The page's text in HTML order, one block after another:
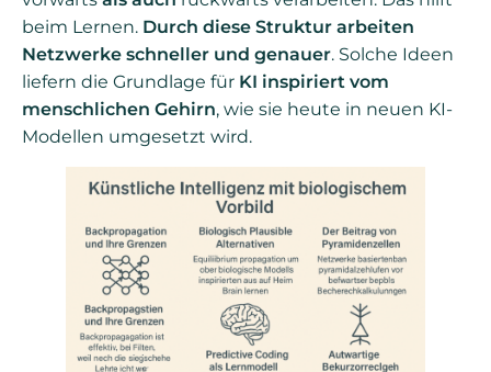
beim Lernen. Durch diese Struktur arbeiten
Netzwerke schneller und genauer. Solche Ideen
liefern die Grundlage für KI inspiriert vom
menschlichen Gehirn, wie sie heute in neuen KI-
Modellen umgesetzt wird.